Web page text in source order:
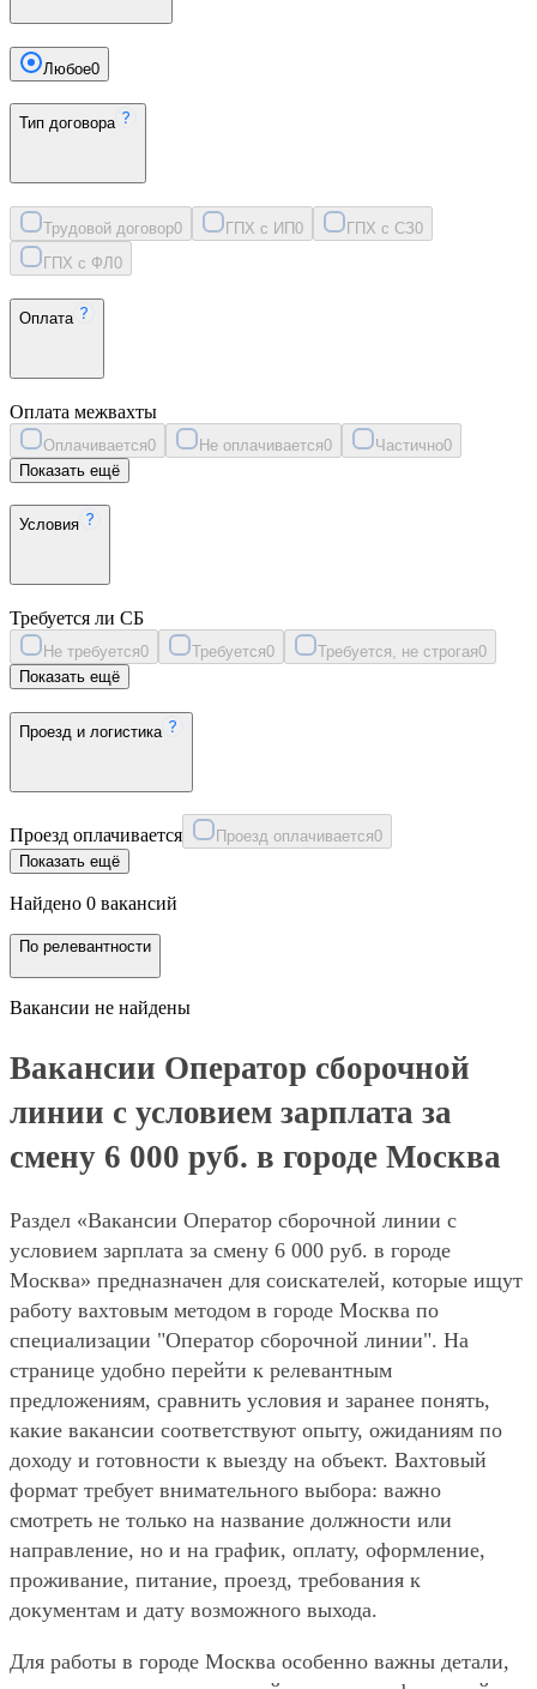
Любое0
Тип договора
Трудовой договор0 ГПХ с ИП0 ГПХ с СЗ0
ГПХ с ФЛ 0
Оплата
Оплата межвахты
Оплачивается0 Не оплачивается0 Частично0
Показать ещё
Условия
Требуется ли СБ
Не требуется0 Требуется0 Требуется, не строгая0
Показать ещё
Проезд и логистика
Проезд оплачивается Проезд оплачивается0
Показать ещё
Найдено 0 вакансий
По релевантности
Вакансии не найдены
Вакансии Оператор сборочной
линии с условием зарплата за
смену 6 000 руб. в городе Москва
Раздел «Вакансии Оператор сборочной линии с
условием зарплата за смену 6 000 руб. в городе
Москва» предназначен для соискателей, которые ищут
работу вахтовым методом в городе Москва по
специализации "Оператор сборочной линии". На
странице удобно перейти к релевантным
предложениям, сравнить условия и заранее понять,
какие вакансии соответствуют опыту, ожиданиям по
доходу и готовности к выезду на объект. Вахтовый
формат требует внимательного выбора: важно
смотреть не только на название должности или
направление, но и на график, оплату, оформление,
проживание, питание, проезд, требования к
документам и дату возможного выхода.
Для работы в городе Москва особенно важны детали,